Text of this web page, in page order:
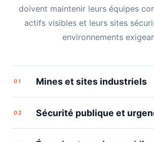
doivent maintenir leurs équipes
actifs visibles et leurs sites
environnements
01 Mines et sites industriels
02 Sécurité publique et